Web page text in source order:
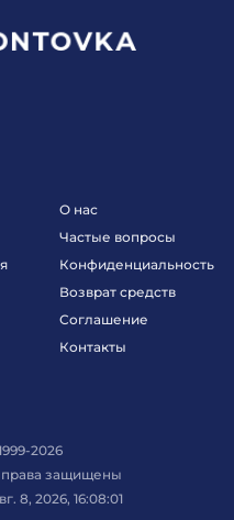
О нас
Частые вопросы
Конфиденциальность
Возврат средств
Соглашение
Контакты
2026
защищены
8, 2026, 16:08:01